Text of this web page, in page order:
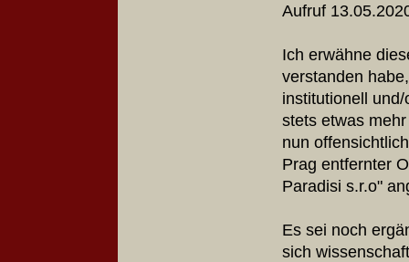
Aufruf
Ich erwähne
verstanden
institutionell
stets etwas
nun
Prag entfernter
Paradisi s.r.o"
Es sei noch
sich